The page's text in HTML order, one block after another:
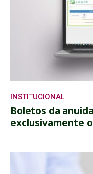
INSTITUCIONAL
Boletos da
exclusivamente